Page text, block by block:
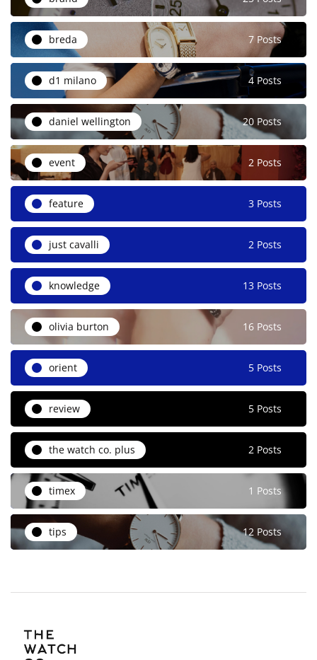
breda 7 Posts
d1 milano 4 Posts
daniel wellington 20 Posts
event 2 Posts
feature 3 Posts
just cavalli 2 Posts
knowledge 13 Posts
olivia burton 16 Posts
orient 5 Posts
review 5 Posts
the watch co. plus 2 Posts
timex 1 Posts
tips 12 Posts